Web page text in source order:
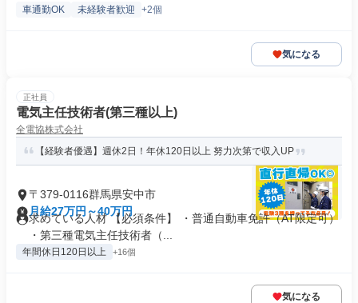
車通勤OK 未経験者歓迎 +2個
気になる
正社員
電気主任技術者(第三種以上)
全電協株式会社
【経験者優遇】週休2日！年休120日以上 努力次第で収入UP
〒379-0116群馬県安中市
月給27万円～40万円
求めている人材 【必須条件】 ・普通自動車免許（AT限定可）
・第三種電気主任技術者（...
年間休日120日以上 +16個
気になる